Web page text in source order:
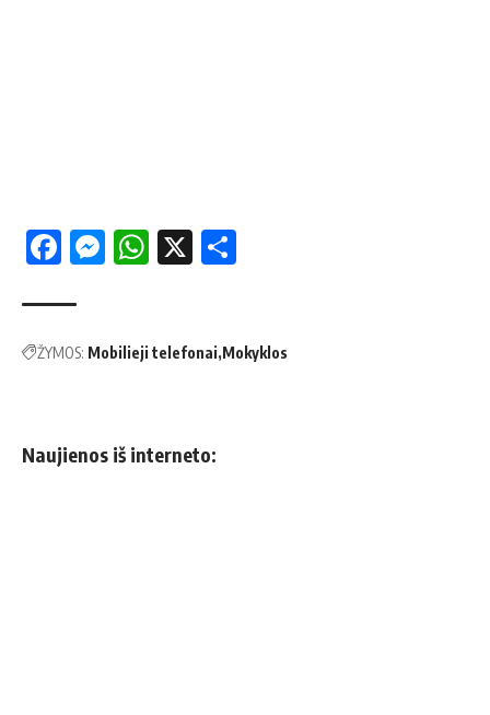
Facebook
Messenger
WhatsApp
X
ŽYMOS: Mobilieji telefonai Mokyklos
Naujienos iš interneto: